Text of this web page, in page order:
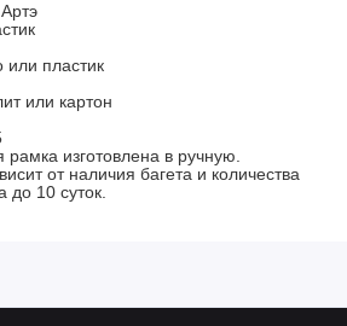
или пластик
или картон
рамка изготовлена в ручную.
от наличия багета и количества
до 10 суток.